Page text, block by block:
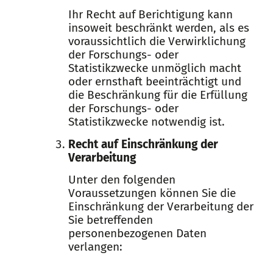
Ihr Recht auf Berichtigung kann
insoweit beschränkt werden, als es
voraussichtlich die Verwirklichung
der Forschungs- oder
Statistikzwecke unmöglich macht
oder ernsthaft beeinträchtigt und
die Beschränkung für die Erfüllung
der Forschungs- oder
Statistikzwecke notwendig ist.
Recht auf Einschränkung der
Verarbeitung
Unter den folgenden
Voraussetzungen können Sie die
Einschränkung der Verarbeitung der
Sie betreffenden
personenbezogenen Daten
verlangen: